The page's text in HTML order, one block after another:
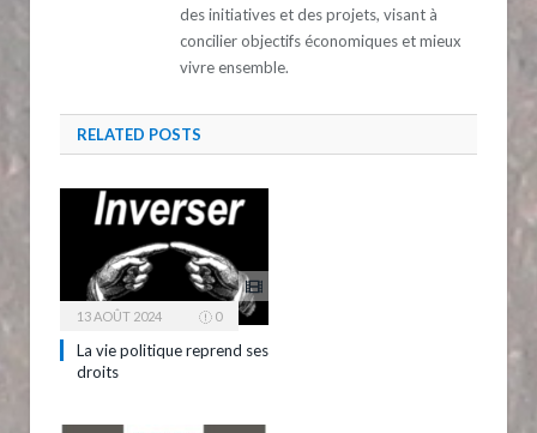
des initiatives et des projets, visant à
concilier objectifs économiques et mieux
vivre ensemble.
RELATED POSTS
13 AOÛT 2024 0
La vie politique reprend ses
droits